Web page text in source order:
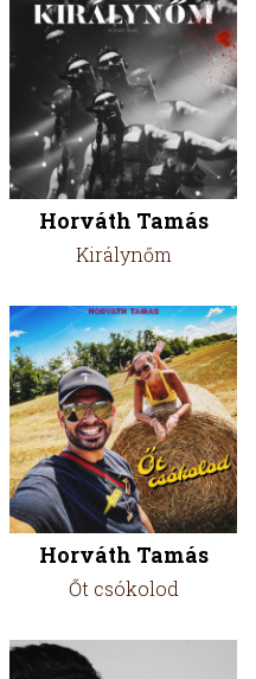
Horváth Tamás
Királynőm
Horváth Tamás
Őt csókolod